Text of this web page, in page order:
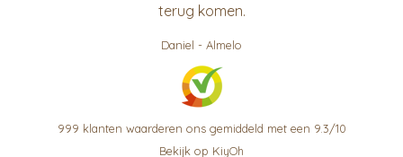
terug komen.
Daniel - Almelo
999 klanten waarderen ons gemiddeld met een 9.3/10
Bekijk op KiyOh